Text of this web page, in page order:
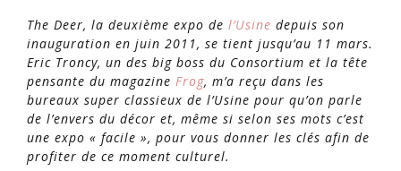
The Deer, la deuxième expo de l’Usine depuis son
inauguration en juin 2011, se tient jusqu’au 11 mars.
Eric Troncy, un des big boss du Consortium et la tête
pensante du magazine Frog, m’a reçu dans les
bureaux super classieux de l’Usine pour qu’on parle
de l’envers du décor et, même si selon ses mots c’est
une expo « facile », pour vous donner les clés afin de
profiter de ce moment culturel.